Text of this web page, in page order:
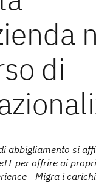
di
abbigliamento si
per offrire ai
- Migra i